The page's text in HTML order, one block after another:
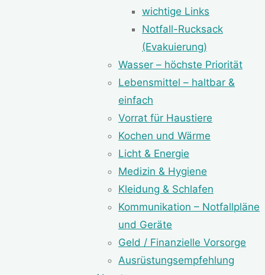
wichtige Links
Notfall-Rucksack
(Evakuierung)
Wasser – höchste Priorität
Lebensmittel – haltbar &
einfach
Vorrat für Haustiere
Kochen und Wärme
Licht & Energie
Medizin & Hygiene
Kleidung & Schlafen
Kommunikation – Notfallpläne
und Geräte
Geld / Finanzielle Vorsorge
Ausrüstungsempfehlung